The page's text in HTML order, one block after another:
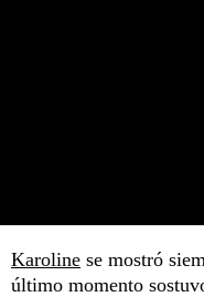
Karoline se mostró
último momento